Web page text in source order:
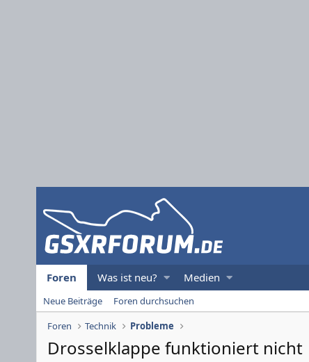
Foren Was ist neu? Medien
Neue Beiträge
Foren durchsuchen
Foren
Technik Probleme
Drosselklappe funktioniert nicht